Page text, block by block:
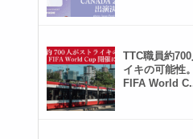
TTC職員約
イキの可能性
FIFA World